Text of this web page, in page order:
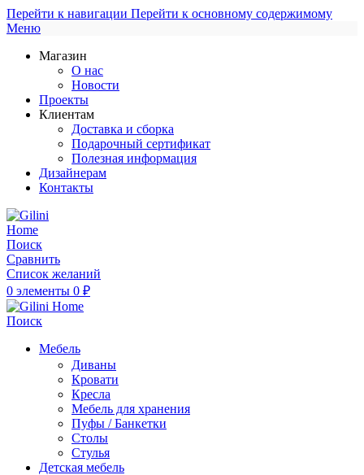
Перейти к навигации Перейти к основному содержимому
Меню
Магазин
О нас
Новости
Проекты
Клиентам
Доставка и сборка
Подарочный сертификат
Полезная информация
Дизайнерам
Контакты
Поиск
Сравнить
Список желаний
0 элементы 0 ₽
Поиск
Мебель
Диваны
Кровати
Кресла
Мебель для хранения
Пуфы / Банкетки
Столы
Стулья
Детская мебель